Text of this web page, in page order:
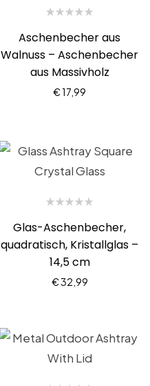
Aschenbecher aus
Walnuss – Aschenbecher
aus Massivholz
€17,99
Glas-Aschenbecher,
quadratisch, Kristallglas –
14,5 cm
€32,99